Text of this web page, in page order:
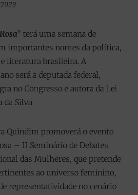
” terá uma semana de
importantes nomes da política,
e literatura brasileira. A
será a deputada federal,
no Congresso e autora da Lei
da Silva
Quindim promoverá o evento
– II Seminário de Debates
das Mulheres, que pretende
ao universo feminino,
representatividade no cenário